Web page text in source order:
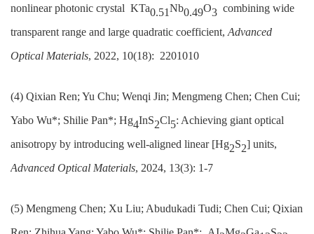
nonlinear photonic crystal KTa0.51Nb0.49O3 combining wide
transparent range and large quadratic coefficient,Advanced
Optical Materials, 2022, 10(18): 2201010
(4) Qixian Ren; Yu Chu; Wenqi Jin; Mengmeng Chen; Chen Cui;
Yabo Wu*; Shilie Pan*; Hg4InS2Cl5: Achieving giant optical
anisotropy by introducing well‐aligned linear [Hg2S2] units,
Advanced Optical Materials, 2024, 13(3): 1-7
(5) Mengmeng Chen; Xu Liu; Abudukadi Tudi; Chen Cui; Qixian